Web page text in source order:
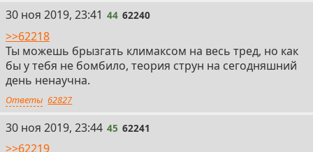
44
30 ноя 2019, 23:41 44 62240
>>62218
Ты можешь брызгать климаксом на весь тред, но как
бы у тебя не бомбило, теория струн на сегодняшний
день ненаучна.
Ответы 62827
45
30 ноя 2019, 23:44 45 62241
>>62219